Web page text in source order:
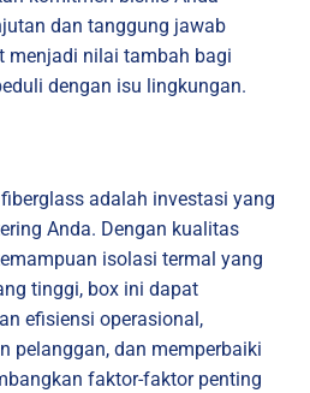
dan tanggung jawab
menjadi nilai tambah bagi
dengan isu lingkungan.
adalah investasi yang
Anda. Dengan kualitas
isolasi termal yang
tinggi, box ini dapat
efisiensi operasional,
pelanggan, dan memperbaiki
faktor-faktor penting